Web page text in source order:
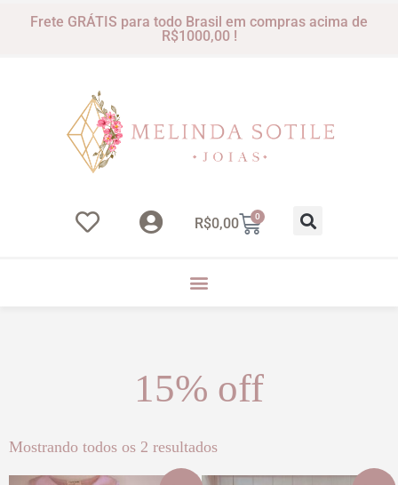
Frete GRÁTIS para todo Brasil em compras acima de
R$1000,00 !
R$0,00 0
15% off
Mostrando todos os 2 resultados